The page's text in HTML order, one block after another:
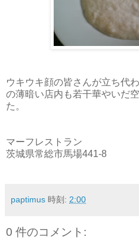
ウキウキ顔の皆さんが立ち代
の薄暗い店内も若干華やいだ
た。
マーフレストラン
茨城県常総市馬場441-8
paptimus 時刻: 2:00
0 件のコメント: